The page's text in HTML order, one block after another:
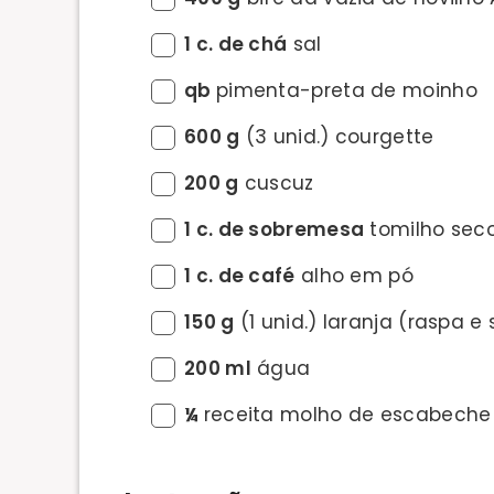
1 c. de chá sal
qb pimenta-preta de moinho
600 g (3 unid.) courgette
200 g cuscuz
1 c. de sobremesa tomilho
1 c. de café alho em pó
150 g (1 unid.) laranja (raspa e
200 ml água
¼ receita molho de escabeche